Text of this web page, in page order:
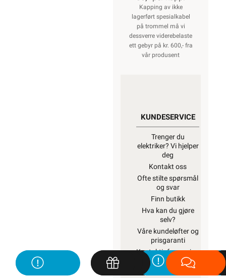
Kapping av ikke
lagerført spesialkabel
på trommel må vi
dessverre viderebelaste
ett gebyr på kr. 600,- fra
vår produsent
KUNDESERVICE
Trenger du
elektriker? Vi hjelper
deg
Kontakt oss
Ofte stilte spørsmål
og svar
Finn butikk
Hva kan du gjøre
selv?
Våre kundeløfter og
prisgaranti
Kontaktinformasjon
Proff avdeling